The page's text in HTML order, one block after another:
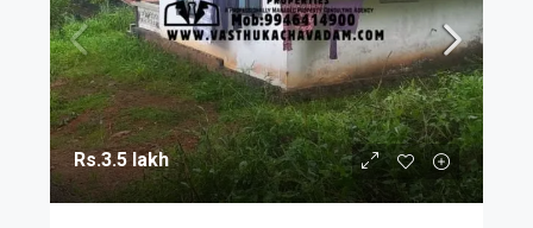
Rs.3.5 lakh